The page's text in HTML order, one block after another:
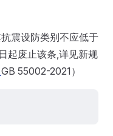
震设防类别不应低于
起废止该条,详见新规
GB 55002-2021）